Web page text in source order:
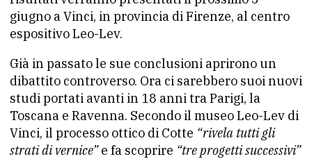
giugno a Vinci, in provincia di Firenze, al centro
espositivo Leo-Lev.
Già in passato le sue conclusioni aprirono un
dibattito controverso. Ora ci sarebbero suoi nuovi
studi portati avanti in 18 anni tra Parigi, la
Toscana e Ravenna. Secondo il museo Leo-Lev di
Vinci, il processo ottico di Cotte “rivela tutti gli
strati di vernice”e fa scoprire “tre progetti successivi”